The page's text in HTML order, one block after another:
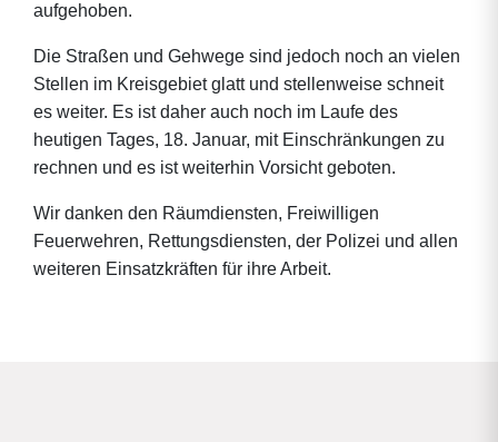
aufgehoben.
Die Straßen und Gehwege sind jedoch noch an vielen
Stellen im Kreisgebiet glatt und stellenweise schneit
es weiter. Es ist daher auch noch im Laufe des
heutigen Tages, 18. Januar, mit Einschränkungen zu
rechnen und es ist weiterhin Vorsicht geboten.
Wir danken den Räumdiensten, Freiwilligen
Feuerwehren, Rettungsdiensten, der Polizei und allen
weiteren Einsatzkräften für ihre Arbeit.